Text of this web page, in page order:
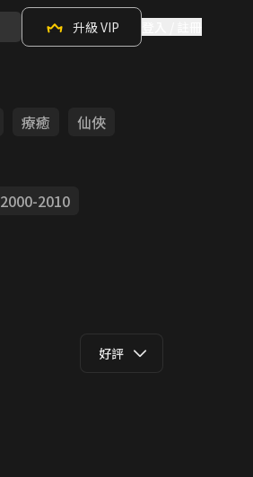
升級 VIP
療癒
仙俠
2000-2010
好評